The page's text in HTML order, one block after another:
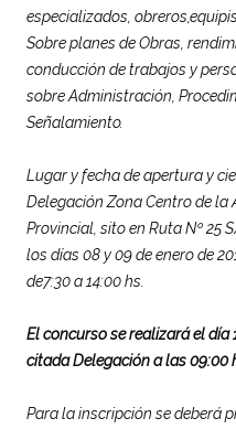
especializados,
Sobre planes de Obras,
conducción de trabajos y
sobre Administración,
Señalamiento.
Lugar y fecha de apertura y
Delegación Zona Centro de
Provincial, sito en Ruta Nº 25
los días 08 y 09 de enero de
de7:30 a 14:00 hs.
El concurso se realizará el día
citada Delegación a las 09:00
Para la inscripción se deberá